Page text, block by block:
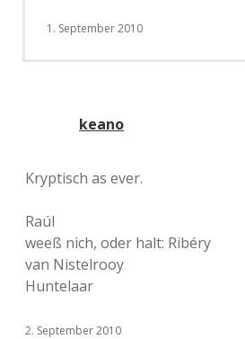
1. September 2010
keano
Kryptisch as ever.
Raúl
weeß nich, oder halt: Ribéry
van Nistelrooy
Huntelaar
2. September 2010